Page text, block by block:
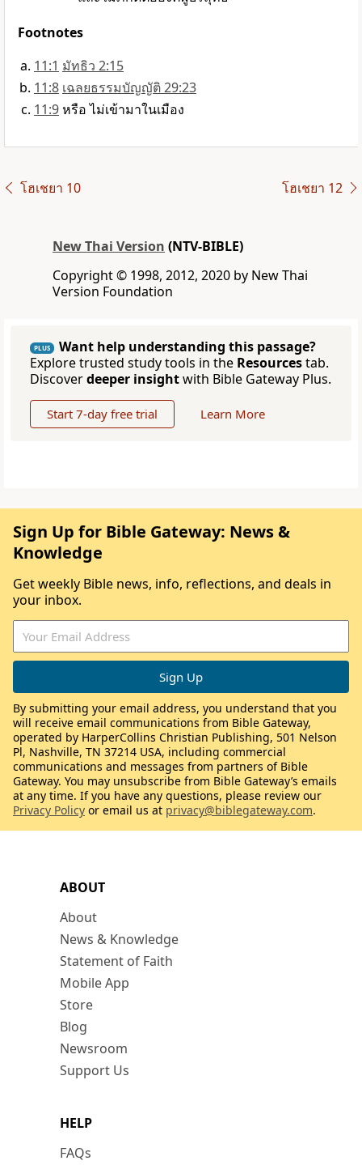
Footnotes
11:1 มัทธิว 2:15
11:8 เฉลยธรรมบัญญัติ 29:23
11:9หรือ ไม่เข้ามาในเมือง
โฮเชยา 10 โฮเชยา 12
New Thai Version (NTV-BIBLE)
Copyright © 1998, 2012, 2020 by New Thai
Version Foundation
PLUS
Want help understanding this passage?
Explore trusted study tools in the Resourcestab.
Discoverdeeper insightwith Bible Gateway Plus.
Start 7-day free trial Learn More
ABOUT
About
News & Knowledge
Statement of Faith
Mobile App
Store
Blog
Newsroom
Support Us
HELP
FAQs
Sign Up for Bible Gateway: News &
Knowledge
Get weekly Bible news, info, reflections, and deals in
your inbox.
By submitting your email address, you understand that you
will receive email communications from Bible Gateway,
operated by HarperCollins Christian Publishing, 501 Nelson
Pl, Nashville, TN 37214 USA, including commercial
communications and messages from partners of Bible
Gateway. You may unsubscribe from Bible Gateway’s emails
at any time. If you have any questions, please review our
Privacy Policy or email us at privacy@biblegateway.com.